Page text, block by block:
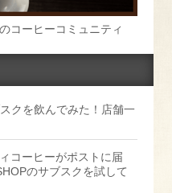
コーヒーコミュニティ
クを飲んでみた！店舗一
コーヒーがポストに届
のサブスクを試して